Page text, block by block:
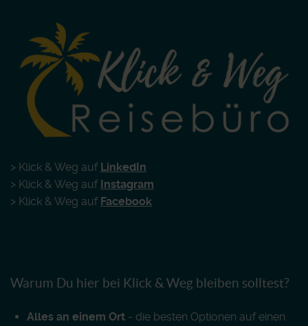
> Klick & Weg auf LinkedIn
> Klick & Weg auf Instagram
> Klick & Weg auf Facebook
Warum Du hier bei Klick & Weg bleiben solltest?
Alles an einem Ort - die besten Optionen auf einen